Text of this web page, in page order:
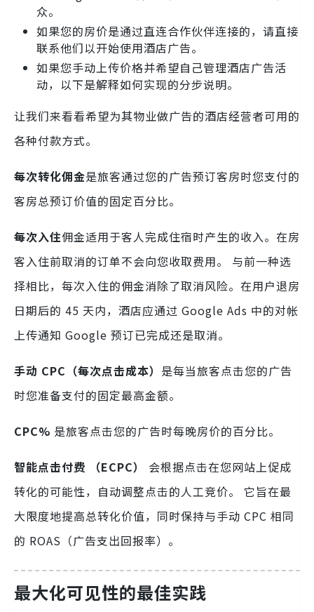
众。
如果您的房价是通过直连合作伙伴连接的，请直接
联系他们以开始使用酒店广告。
如果您手动上传价格并希望自己管理酒店广告活
动，以下是解释如何实现的分步说明。
让我们来看看希望为其物业做广告的酒店经营者可用的
各种付款方式。
每次转化佣金是旅客通过您的广告预订客房时您支付的
客房总预订价值的固定百分比。
每次入住佣金适用于客人完成住宿时产生的收入。在房
客入住前取消的订单不会向您收取费用。 与前一种选
择相比，每次入住的佣金消除了取消风险。在用户退房
日期后的 45 天内，酒店应通过 Google Ads 中的对帐
上传通知 Google 预订已完成还是取消。
手动 CPC（每次点击成本） 是每当旅客点击您的广告
时您准备支付的固定最高金额。
CPC% 是旅客点击您的广告时每晚房价的百分比。
智能点击付费 （ECPC）
会根据点击在您网站上促成
转化的可能性，自动调整点击的人工竞价。 它旨在最
大限度地提高总转化价值，同时保持与手动 CPC 相同
的 ROAS（广告支出回报率）。
最大化可见性的最佳实践